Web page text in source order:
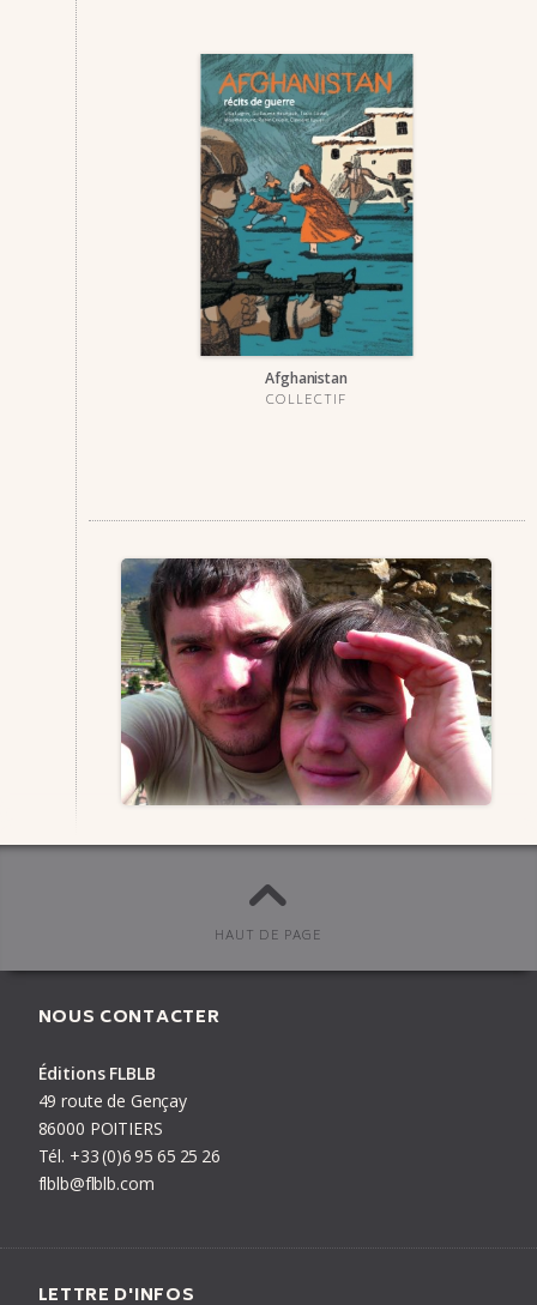
Afgha­nis­tan
COLLECTIF
PRÉCÉDENT
HAUT DE PAGE
NOUS CONTACTER
Éditions FLBLB
49 route de Gençay
86000 POITIERS
Tél. +33(0)695 65 25 26
flblb@flblb.com
LETTRE D'INFOS